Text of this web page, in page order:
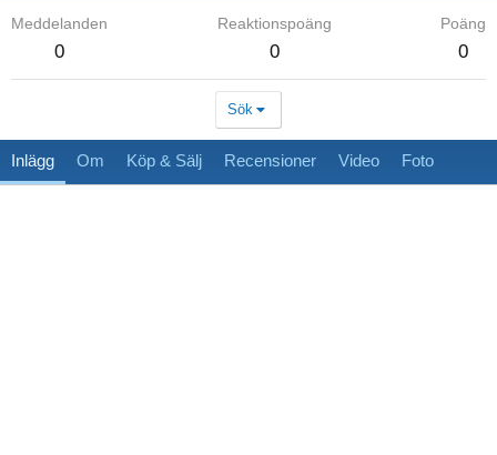
Meddelanden
0
Reaktionspoäng
0
Poäng
0
Sök
Inlägg Om Köp & Sälj Recensioner Video Foto